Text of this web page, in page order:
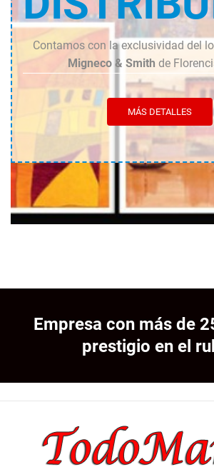
Contamos con la exclusividad del
Migneco & Smith de
MÁS DETALLES
Empresa con más de
prestigio en el